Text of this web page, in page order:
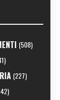
(508)
(227)